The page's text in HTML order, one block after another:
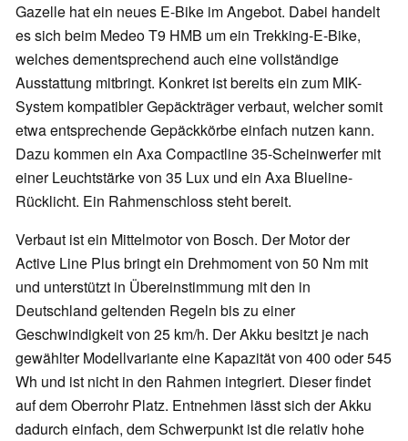
Gazelle hat ein neues E-Bike im Angebot. Dabei handelt
es sich beim Medeo T9 HMB um ein Trekking-E-Bike,
welches dementsprechend auch eine vollständige
Ausstattung mitbringt. Konkret ist bereits ein zum MIK-
System kompatibler Gepäckträger verbaut, welcher somit
etwa entsprechende Gepäckkörbe einfach nutzen kann.
Dazu kommen ein Axa Compactline 35-Scheinwerfer mit
einer Leuchtstärke von 35 Lux und ein Axa Blueline-
Rücklicht. Ein Rahmenschloss steht bereit.
Verbaut ist ein Mittelmotor von Bosch. Der Motor der
Active Line Plus bringt ein Drehmoment von 50 Nm mit
und unterstützt in Übereinstimmung mit den in
Deutschland geltenden Regeln bis zu einer
Geschwindigkeit von 25 km/h. Der Akku besitzt je nach
gewählter Modellvariante eine Kapazität von 400 oder 545
Wh und ist nicht in den Rahmen integriert. Dieser findet
auf dem Oberrohr Platz. Entnehmen lässt sich der Akku
dadurch einfach, dem Schwerpunkt ist die relativ hohe